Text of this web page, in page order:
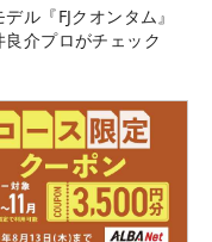
ル『FJクオンタム』
良介プロがチェック